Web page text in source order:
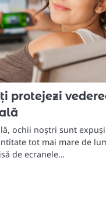
protejezi
ochii noștri sunt expuși
tot mai mare de
de ecranele…